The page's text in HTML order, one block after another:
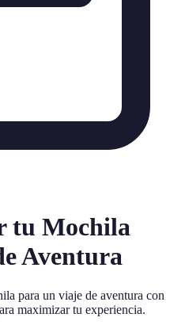
tu Mochila
Aventura
para un viaje de aventura con
maximizar tu experiencia.